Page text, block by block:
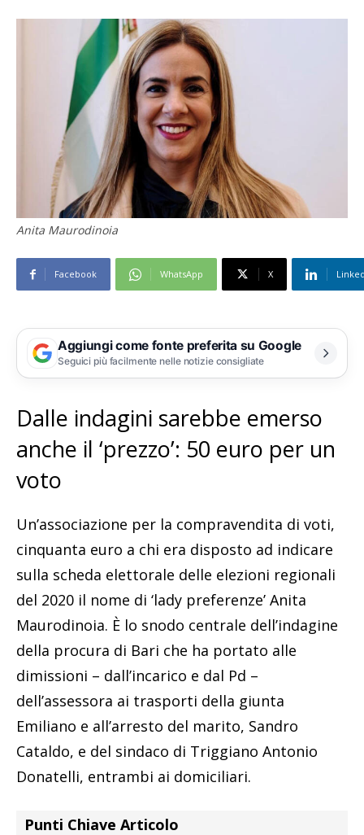
Anita Maurodinoia
Facebook WhatsApp X
Aggiungi come fonte preferita su Google
Seguici più facilmente nelle notizie consigliate
Dalle indagini sarebbe emerso
anche il ‘prezzo’: 50 euro per un
voto
Un’associazione per la compravendita di voti,
cinquanta euro a chi era disposto ad indicare
sulla scheda elettorale delle elezioni regionali
del 2020 il nome di ‘lady preferenze’ Anita
Maurodinoia. È lo snodo centrale dell’indagine
della procura di Bari che ha portato alle
dimissioni – dall’incarico e dal Pd –
dell’assessora ai trasporti della giunta
Emiliano e all’arresto del marito, Sandro
Cataldo, e del sindaco di Triggiano Antonio
Donatelli, entrambi ai domiciliari.
Punti Chiave Articolo